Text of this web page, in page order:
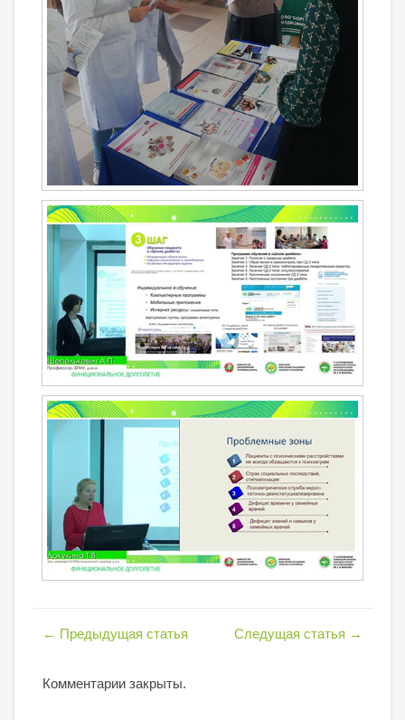
← Предыдущая статья Следущая статья →
Комментарии закрыты.